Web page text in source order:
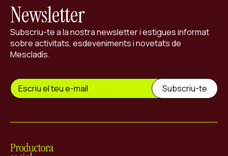
Newsletter
Subscriu-te a la nostra newsletter i estigues informat
sobre activitats, esdeveniments i novetats de
Mescladís.